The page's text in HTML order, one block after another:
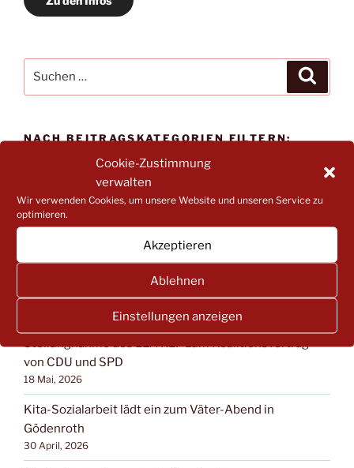
Cookie-Zustimmung
verwalten
Wir verwenden Cookies, um unsere Website und unseren Service zu
optimieren.
Akzeptieren
Ablehnen
Einstellungen anzeigen
nach:
NACH BEITRAGSKATEGORIEN FILTERN:
BEITRAGSKATEGORIEN
FILTERN:
NEUESTE BEITRÄGE
„Kinder stärken und schützen“: Einladung zu
Impulsveranstaltungen zum Kinderschutz (online)
Stellungnahme des LEA RLP zum Koalitionsvertrag
von CDU und SPD
18 Mai, 2026
Kita-Sozialarbeit lädt ein zum Väter-Abend in
Gödenroth
30 April, 2026